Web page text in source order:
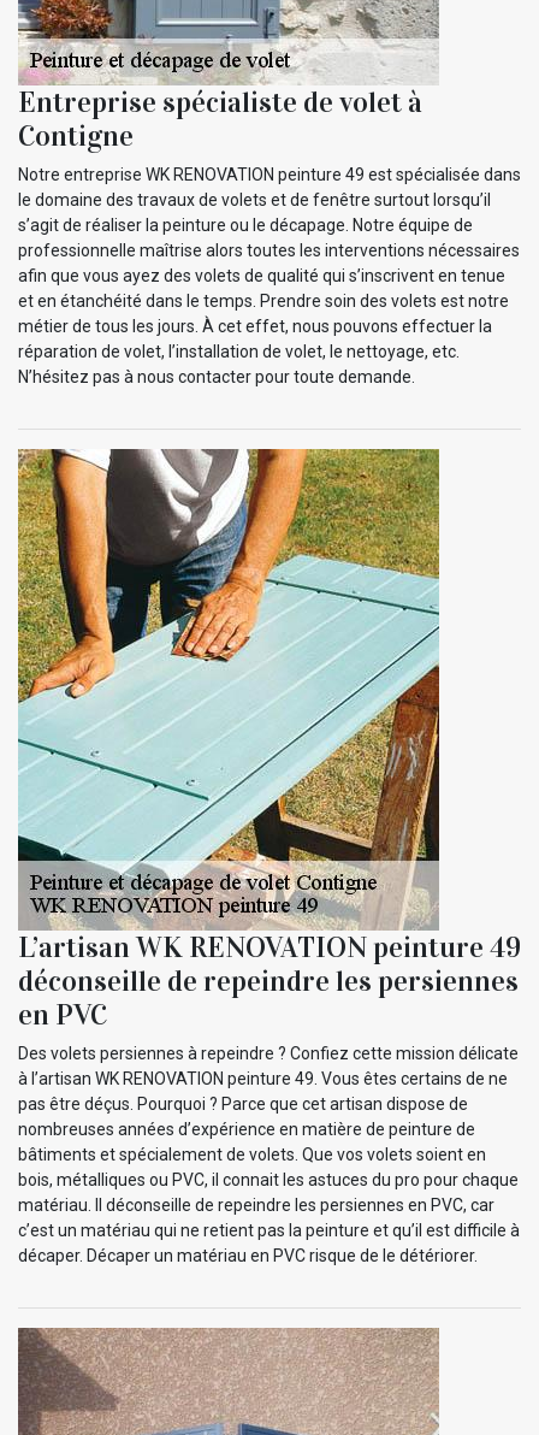
Entreprise spécialiste de volet à
Contigne
Notre entreprise WK RENOVATION peinture 49 est spécialisée dans
le domaine des travaux de volets et de fenêtre surtout lorsqu’il
s’agit de réaliser la peinture ou le décapage. Notre équipe de
professionnelle maîtrise alors toutes les interventions nécessaires
afin que vous ayez des volets de qualité qui s’inscrivent en tenue
et en étanchéité dans le temps. Prendre soin des volets est notre
métier de tous les jours. À cet effet, nous pouvons effectuer la
réparation de volet, l’installation de volet, le nettoyage, etc.
N’hésitez pas à nous contacter pour toute demande.
L’artisan WK RENOVATION peinture 49
déconseille de repeindre les persiennes
en PVC
Des volets persiennes à repeindre ? Confiez cette mission délicate
à l’artisan WK RENOVATION peinture 49. Vous êtes certains de ne
pas être déçus. Pourquoi ? Parce que cet artisan dispose de
nombreuses années d’expérience en matière de peinture de
bâtiments et spécialement de volets. Que vos volets soient en
bois, métalliques ou PVC, il connait les astuces du pro pour chaque
matériau. Il déconseille de repeindre les persiennes en PVC, car
c’est un matériau qui ne retient pas la peinture et qu’il est difficile à
décaper. Décaper un matériau en PVC risque de le détériorer.